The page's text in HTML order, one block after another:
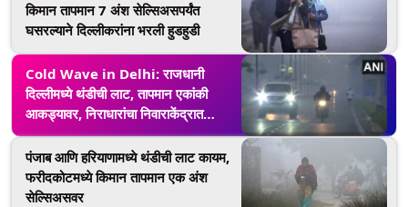
किमान तापमान 7 अंश सेल्सिअसपर्यंत
घसरल्याने दिल्लीकरांना भरली हुडहुडी
Cold Wave in Delhi: राजधानी
दिल्लीमध्ये थंडीची लाट, तापमान एकांकी
आकड्यावर, निराधारांचा निवाराकेंद्रात
मुक्काम
पंजाब आणि हरियाणामध्ये थंडीची लाट कायम,
फरीदकोटमध्ये किमान तापमान एक अंश
सेल्सिअसवर